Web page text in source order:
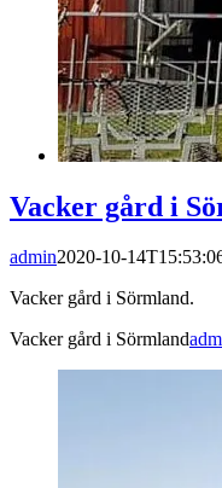
Vacker gård i
admin2020-10-
Vacker gård i Sörmland.
Vacker gård i Sörmland